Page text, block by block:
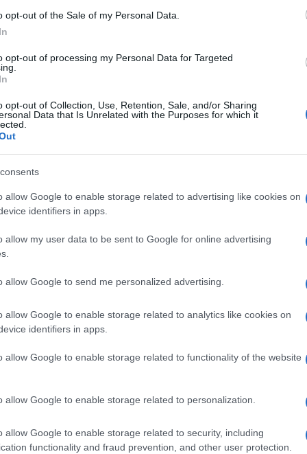
opt-out of the Sale of my Personal Data.
opt-out of processing my Personal Data for Targeted
opt-out of Collection, Use, Retention, Sale, and/or Sharing
Data that Is Unrelated with the Purposes for which it
allow Google to enable storage related to advertising like cookies on
identifiers in apps.
allow my user data to be sent to Google for online advertising
allow Google to send me personalized advertising.
allow Google to enable storage related to analytics like cookies on
identifiers in apps.
allow Google to enable storage related to functionality of the website
allow Google to enable storage related to personalization.
allow Google to enable storage related to security, including
functionality and fraud prevention, and other user protection.
Giuseppe Conte
. Di positivo c’è che
dei governi, ed è pure d’accordo a
contrario – almeno al momento – sia
a quella del premier. Un paradosso,
spirito della massima partecipazione dei
tant’è. Conte vorrebbe una
ipotesi su cui il governo non
dilatori”. Insomma: il Movimento non
pure peggio.
partito unico ormai naufragato,Ive
con Meloni. Hanno varcato la
Carlo Calenda, Matteo Richetti,
Matteo Renzi, ora impegnato anche con
d’Italia” e non intendono neppure
paletto posto da Calenda è quello
sorta di “linea rossa” che fa da